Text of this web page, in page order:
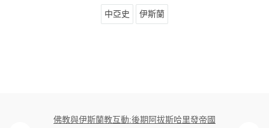
中亞史 伊斯蘭
佛教與伊斯蘭教互動:後期阿拔斯哈里發帝國